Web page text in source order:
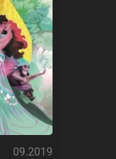
09.2019